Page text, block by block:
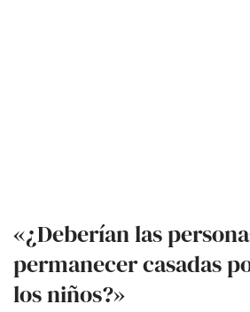
«¿Deberían las
permanecer casadas
los niños?»